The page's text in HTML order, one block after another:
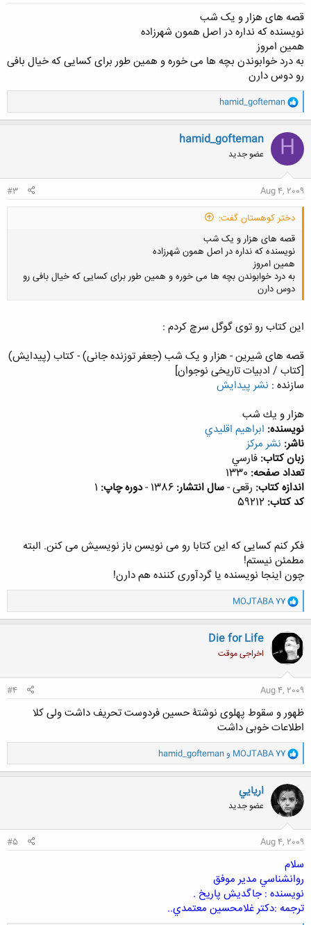
قصه های هزار و یک شب
نویسنده که نداره در اصل همون شهرزاده
همین امروز
به درد خوابوندن بچه ها می خوره و همین طور برای کسایی که خیال بافی
رو دوس دارن
و
ا
ک
ن
ش
ه
ا
hamid_gofteman
H
hamid_gofteman
عضو جدید
Aug 4, 2009
#3
دختر کوهستان گفت:
قصه های هزار و یک شب
نویسنده که نداره در اصل همون شهرزاده
همین امروز
به درد خوابوندن بچه ها می خوره و همین طور برای کسایی که خیال بافی رو
دوس دارن
کلیک کنید تا باز شود...این کتاب رو توی گوگل سرچ کردم :
قصه های شیرین - هزار و یک شب (جعفر توزنده جانی) - کتاب (پیدایش)
[کتاب / ادبیات تاریخی نوجوان]
سازنده : نشر پیدایش
هزار و يك شب
نويسنده: ابراهيم اقليدي
ناشر: نشر مركز
زبان كتاب: فارسي
تعداد صفحه:
اندازه كتاب: رقعی -سال انتشار: دوره چاپ:
کد کتاب:
فکر کنم کسایی که این کتابا رو می نویسن باز نویسیش می کنن. البته
مطمئن نیستم!
چون اینجا نویسنده یا گردآوری کننده هم دارن!
و
ا
ک
ن
ش
ه
ا
MOJTABA 77
Die for Life
اخراجی موقت
Aug 4, 2009
#4
ظهور و سقوط پهلوی نوشتۀ حسین فردوست تحریف داشت ولی کلا
اطلاعات خوبی داشت
و
ا
ک
ن
ش
ه
ا
MOJTABA 77 و hamid_gofteman
اريايي
عضو جدید
Aug 4, 2009
#5
سلام
روانشناسي مدير موفق
نويسنده : جاگديش پاريخ .
ترجمه :دكتر غلامحسين معتمدي..